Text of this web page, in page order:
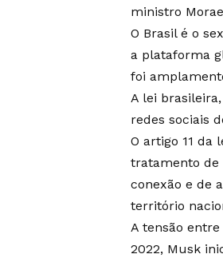
ministro
O Brasil é o
a plataforma
foi
A lei
redes sociais
O artigo 11 da
tratamento de
conexão e de
território
A tensão
2022, Musk